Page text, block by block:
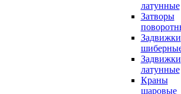
латунные
Затворы
Задвижки
Задвижки
латунные
Краны
шаровые